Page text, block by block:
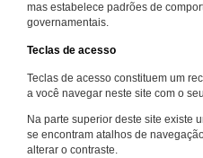
mas estabelece padrões de
governamentais.
Teclas de acesso
Teclas de acesso constituem um
a você navegar neste site com o
Na parte superior deste site existe
se encontram atalhos de
alterar o contraste.